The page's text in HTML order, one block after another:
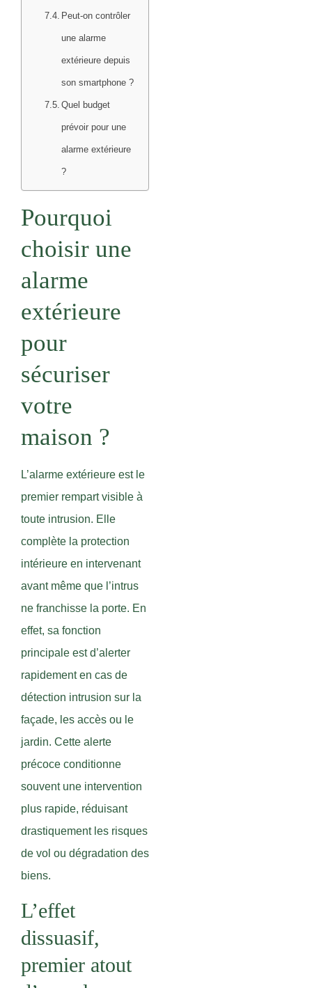
Peut-on contrôler
une alarme
extérieure depuis
son smartphone ?
Quel budget
prévoir pour une
alarme extérieure
?
Pourquoi
choisir une
alarme
extérieure
pour
sécuriser
votre
maison ?
L’alarme extérieure est le
premier rempart visible à
toute intrusion. Elle
complète la protection
intérieure en intervenant
avant même que l’intrus
ne franchisse la porte. En
effet, sa fonction
principale est d’alerter
rapidement en cas de
détection intrusion sur la
façade, les accès ou le
jardin. Cette alerte
précoce conditionne
souvent une intervention
plus rapide, réduisant
drastiquement les risques
de vol ou dégradation des
biens.
L’effet
dissuasif,
premier atout